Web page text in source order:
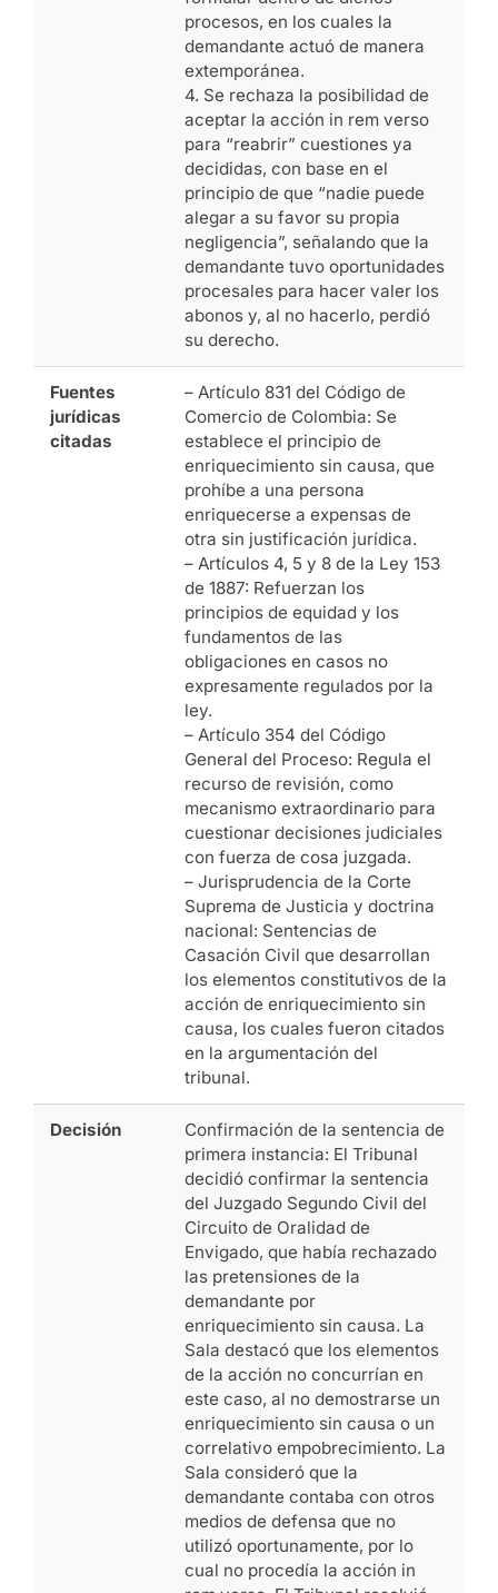
procesos, en los cuales la
demandante actuó de manera
extemporánea.
4. Se rechaza la posibilidad de
aceptar la acción in rem verso
para “reabrir” cuestiones ya
decididas, con base en el
principio de que “nadie puede
alegar a su favor su propia
negligencia”, señalando que la
demandante tuvo oportunidades
procesales para hacer valer los
abonos y, al no hacerlo, perdió
su derecho.
Fuentes
jurídicas
citadas
– Artículo 831 del Código de
Comercio de Colombia: Se
establece el principio de
enriquecimiento sin causa, que
prohíbe a una persona
enriquecerse a expensas de
otra sin justificación jurídica.
– Artículos 4, 5 y 8 de la Ley 153
de 1887: Refuerzan los
principios de equidad y los
fundamentos de las
obligaciones en casos no
expresamente regulados por la
ley.
– Artículo 354 del Código
General del Proceso: Regula el
recurso de revisión, como
mecanismo extraordinario para
cuestionar decisiones judiciales
con fuerza de cosa juzgada.
– Jurisprudencia de la Corte
Suprema de Justicia y doctrina
nacional: Sentencias de
Casación Civil que desarrollan
los elementos constitutivos de la
acción de enriquecimiento sin
causa, los cuales fueron citados
en la argumentación del
tribunal.
Decisión
Confirmación de la sentencia de
primera instancia: El Tribunal
decidió confirmar la sentencia
del Juzgado Segundo Civil del
Circuito de Oralidad de
Envigado, que había rechazado
las pretensiones de la
demandante por
enriquecimiento sin causa. La
Sala destacó que los elementos
de la acción no concurrían en
este caso, al no demostrarse un
enriquecimiento sin causa o un
correlativo empobrecimiento. La
Sala consideró que la
demandante contaba con otros
medios de defensa que no
utilizó oportunamente, por lo
cual no procedía la acción in